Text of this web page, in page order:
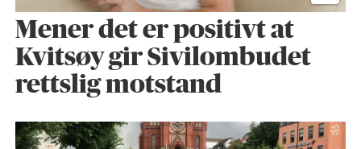
Mener det er positivt at
Kvitsøy gir Sivilombudet
rettslig motstand